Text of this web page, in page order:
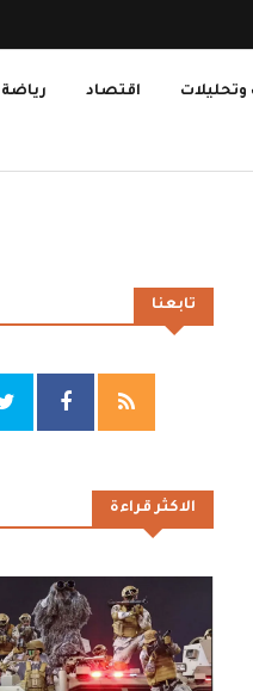
وتحليلات اقتصاد رياضة
تابعنا
الاكثر قراءة